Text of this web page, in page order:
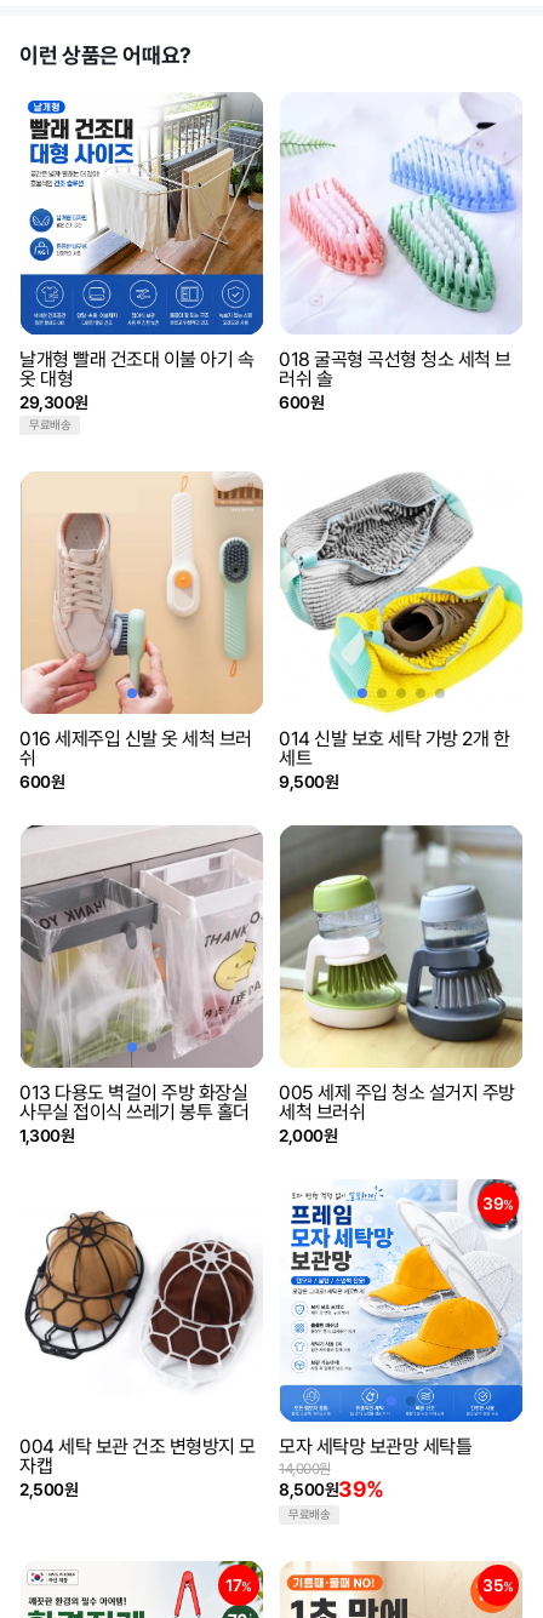
이런 상품은 어때요?
날개형 빨래 건조대 이불 아기 속
옷 대형
29,300원
무료배송
018 굴곡형 곡선형 청소 세척 브
러쉬 솔
600원
016 세제주입 신발 옷 세척 브러
쉬
600원
014 신발 보호 세탁 가방 2개 한
세트
9,500원
013 다용도 벽걸이 주방 화장실
사무실 접이식 쓰레기 봉투 홀더
1,300원
005 세제 주입 청소 설거지 주방
세척 브러쉬
2,000원
004 세탁 보관 건조 변형방지 모
자캡
2,500원
39%
모자 세탁망 보관망 세탁틀
8,500원39%
14,000원
무료배송
17% 35%